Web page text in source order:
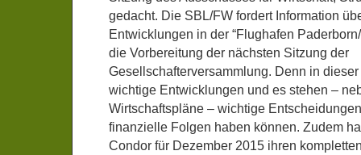
gedacht. Die SBL/FW fordert Information
Entwicklungen in der “Flughafen
die Vorbereitung der nächsten Sitzung der
Gesellschafterversammlung. Denn in
wichtige Entwicklungen und es stehen –
Wirtschaftspläne – wichtige
finanzielle Folgen haben können. Zudem
Condor für Dezember 2015 ihren